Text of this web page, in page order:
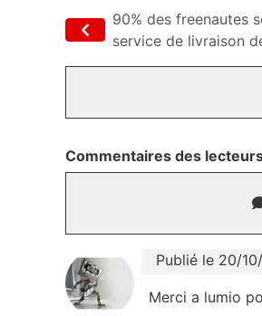
90% des freenautes
service de livraison
Commentaires des
Publié le 20/
Merci a lumio